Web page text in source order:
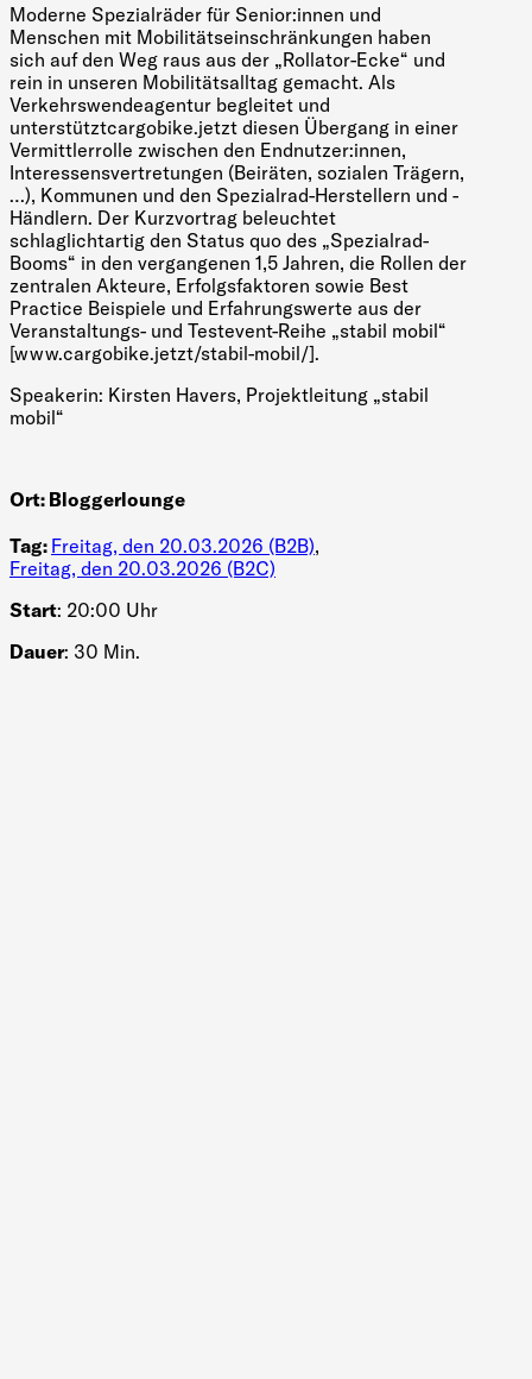
Moderne Spezialräder für Senior:innen und
Menschen mit Mobilitätseinschränkungen haben
sich auf den Weg raus aus der „Rollator-Ecke“ und
rein in unseren Mobilitätsalltag gemacht. Als
Verkehrswendeagentur begleitet und
unterstütztcargobike.jetzt diesen Übergang in einer
Vermittlerrolle zwischen den Endnutzer:innen,
Interessensvertretungen (Beiräten, sozialen Trägern,
…), Kommunen und den Spezialrad-Herstellern und -
Händlern. Der Kurzvortrag beleuchtet
schlaglichtartig den Status quo des „Spezialrad-
Booms“ in den vergangenen 1,5 Jahren, die Rollen der
zentralen Akteure, Erfolgsfaktoren sowie Best
Practice Beispiele und Erfahrungswerte aus der
Veranstaltungs- und Testevent-Reihe „stabil mobil“
[www.cargobike.jetzt/stabil-mobil/].
Speakerin: Kirsten Havers, Projektleitung „stabil
mobil“
Ort: Bloggerlounge
Tag: Freitag, den 20.03.2026 (B2B),
Freitag, den 20.03.2026 (B2C)
Start: 20:00 Uhr
Dauer: 30 Min.